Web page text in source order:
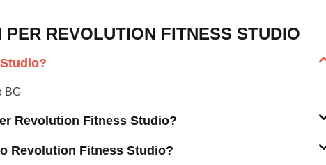
REVOLUTION FITNESS STUDIO
BG
Revolution Fitness Studio?
Revolution Fitness Studio?